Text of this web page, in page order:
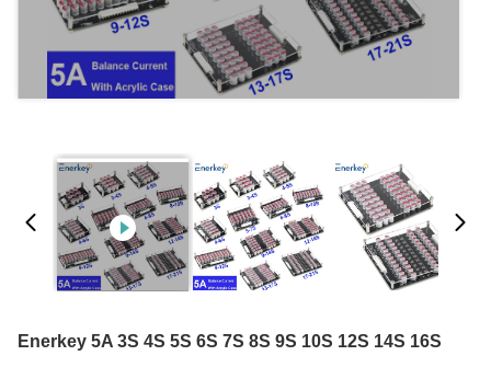
Enerkey 5A 3S 4S 5S 6S 7S 8S 9S 10S 12S 14S 16S